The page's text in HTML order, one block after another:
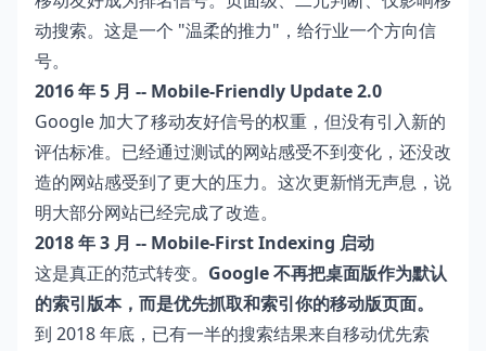
动搜索。这是一个 "温柔的推力"，给行业一个方向信
号。
2016 年 5 月 -- Mobile-Friendly Update 2.0
Google 加大了移动友好信号的权重，但没有引入新的
评估标准。已经通过测试的网站感受不到变化，还没改
造的网站感受到了更大的压力。这次更新悄无声息，说
明大部分网站已经完成了改造。
2018 年 3 月 -- Mobile-First Indexing 启动
这是真正的范式转变。 Google 不再把桌面版作为默认
的索引版本，而是优先抓取和索引你的移动版页面。
到 2018 年底，已有一半的搜索结果来自移动优先索